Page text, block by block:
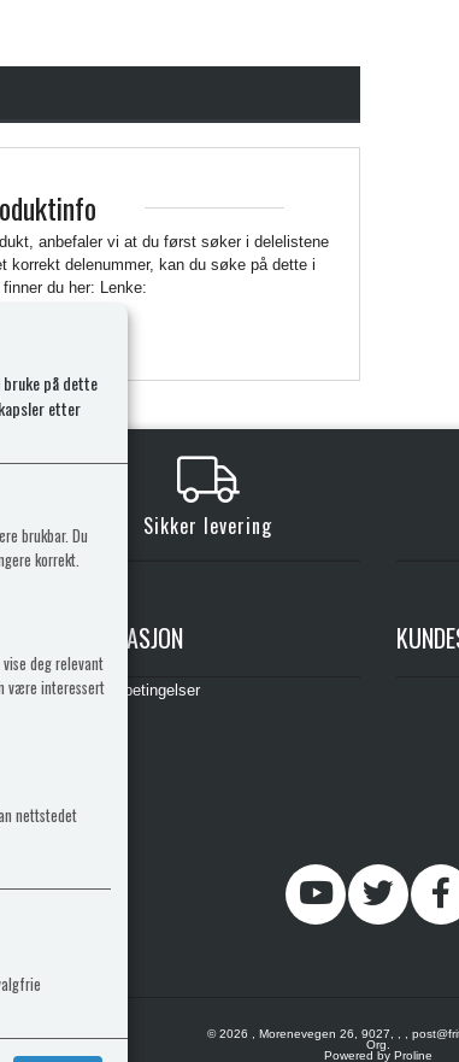
anbefaler vi at du først søker i delelistene
korrekt delenummer, kan du søke på dette i
du her: Lenke:
Sikker levering
INFORMASJON
Leveringsbetingelser
© 2026 , Morenevegen 26, 9027, , ,
Org.
Powered by Proline
bruke på dette
etter
brukbar. Du
korrekt.
deg relevant
være interessert
nettstedet